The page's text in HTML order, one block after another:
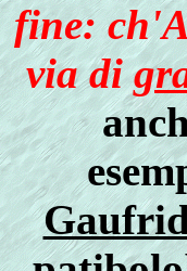
fine:
via di